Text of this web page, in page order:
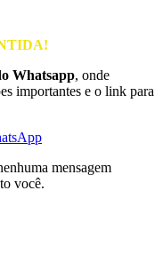
Whatsapp, onde
importantes e o link para
mensagem
você.